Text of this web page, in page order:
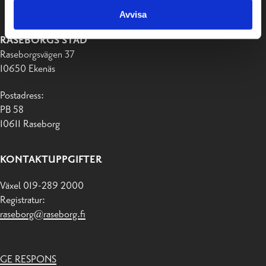
Avvisa
RASEBORGS STAD
Raseborgsvägen 37
10650 Ekenäs
Postadress:
PB 58
10611 Raseborg
KONTAKTUPPGIFTER
Växel 019-289 2000
Registratur:
raseborg@raseborg.fi
GE RESPONS